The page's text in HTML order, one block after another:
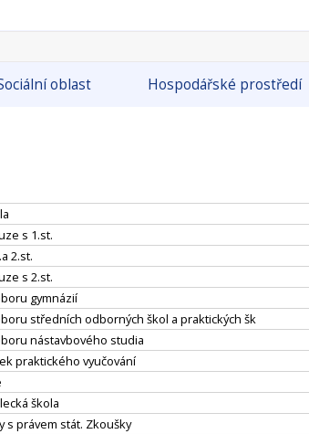
oblast Hospodářské prostředí
s 1.st.
2.st.
s 2.st.
gymnázií
středních odborných škol a praktických šk
nástavbového studia
praktického vyučování
škola
s právem stát. Zkoušky